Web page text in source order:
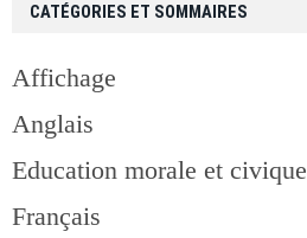
CATÉGORIES ET SOMMAIRES
Affichage
Anglais
Education morale et civique
Français